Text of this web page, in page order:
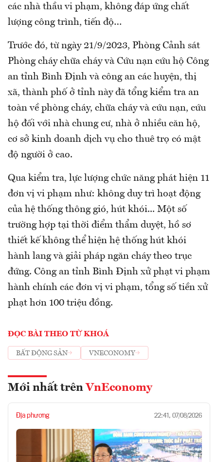
các nhà thầu vi phạm, không đáp ứng chất
lượng công trình, tiến độ…
Trước đó, từ ngày 21/9/2023, Phòng Cảnh sát
Phòng cháy chữa cháy và Cứu nạn cứu hộ Công
an tỉnh Bình Định và công an các huyện, thị
xã, thành phố ở tỉnh này đã tổng kiểm tra an
toàn về phòng cháy, chữa cháy và cứu nạn, cứu
hộ đối với nhà chung cư, nhà ở nhiều căn hộ,
cơ sở kinh doanh dịch vụ cho thuê trọ có mật
độ người ở cao.
Qua kiểm tra, lực lượng chức năng phát hiện 11
đơn vị vi phạm như: không duy trì hoạt động
của hệ thống thông gió, hút khói... Một số
trường hợp tại thời điểm thẩm duyệt, hồ sơ
thiết kế không thể hiện hệ thống hút khói
hành lang và giải pháp ngăn cháy theo trục
đứng. Công an tỉnh Bình Định xử phạt vi phạm
hành chính các đơn vị vi phạm, tổng số tiền xử
phạt hơn 100 triệu đồng.
ĐỌC BÀI THEO TỪ KHOÁ
BẤT ĐỘNG SẢN VNECONOMY
Mới nhất trên VnEconomy
Địa phương 22:41, 07/08/2026